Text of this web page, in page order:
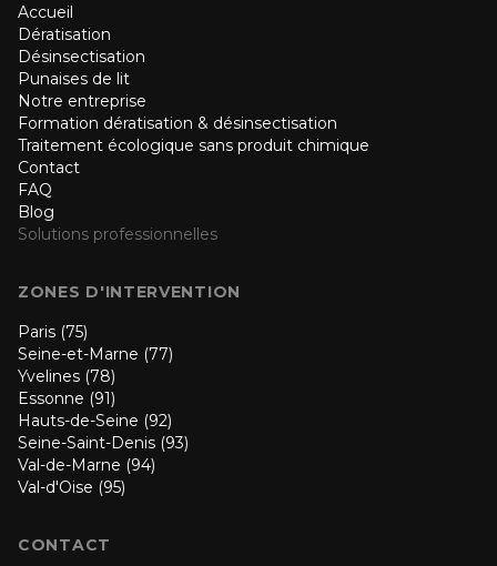
Accueil
Dératisation
Désinsectisation
Punaises de lit
Notre entreprise
Formation dératisation & désinsectisation
Traitement écologique sans produit chimique
Contact
FAQ
Blog
Solutions professionnelles
ZONES D'INTERVENTION
Paris (75)
Seine-et-Marne (77)
Yvelines (78)
Essonne (91)
Hauts-de-Seine (92)
Seine-Saint-Denis (93)
Val-de-Marne (94)
Val-d'Oise (95)
CONTACT